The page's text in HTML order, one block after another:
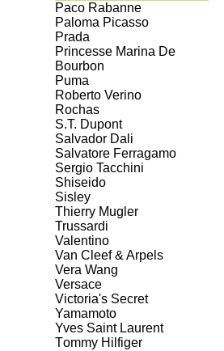
Paco Rabanne
Paloma Picasso
Prada
Princesse Marina De
Bourbon
Puma
Roberto Verino
Rochas
S.T. Dupont
Salvador Dali
Salvatore Ferragamo
Sergio Tacchini
Shiseido
Sisley
Thierry Mugler
Trussardi
Valentino
Van Cleef & Arpels
Vera Wang
Versace
Victoria's Secret
Yamamoto
Yves Saint Laurent
Тommy Нilfiger